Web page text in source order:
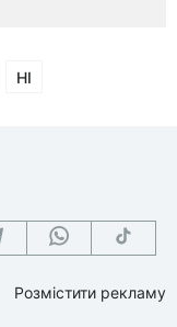
НІ
Розмістити рекламу